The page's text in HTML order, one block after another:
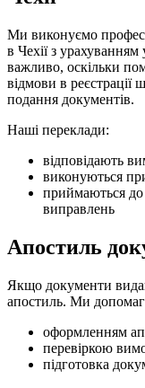
Ми виконуємо
в Чехії з
важливо, оскільки
відмови в реєстрації
подання документів.
Наші переклади:
відповідають
виконуються
приймаються
виправлень
Апостиль
Якщо документи
апостиль. Ми
оформленням
перевіркою
підготовка